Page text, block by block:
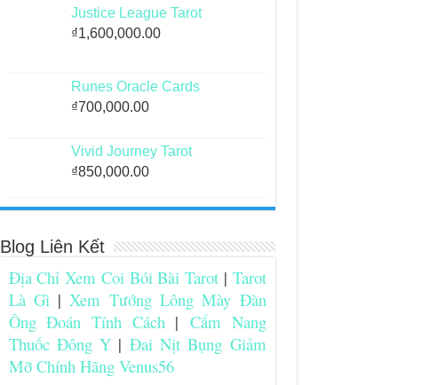
Justice League Tarot
₫1,600,000.00
Runes Oracle Cards
₫700,000.00
Vivid Journey Tarot
₫850,000.00
Blog Liên Kết
Địa Chỉ Xem Coi Bói Bài Tarot | Tarot
Là Gì|Xem Tướng Lông Mày Đàn
Ông Đoán Tính Cách| Cẩm Nang
Thuốc Đông Y|Đai Nịt Bụng Giảm
Mỡ Chính Hãng Venus56